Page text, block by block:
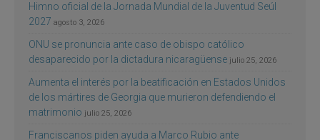
Himno oficial de la Jornada Mundial de la Juventud Seúl
2027 agosto 3, 2026
ONU se pronuncia ante caso de obispo católico
desaparecido por la dictadura nicaragüense julio 25, 2026
Aumenta el interés por la beatificación en Estados Unidos
de los mártires de Georgia que murieron defendiendo el
matrimonio julio 25, 2026
Franciscanos piden ayuda a Marco Rubio ante